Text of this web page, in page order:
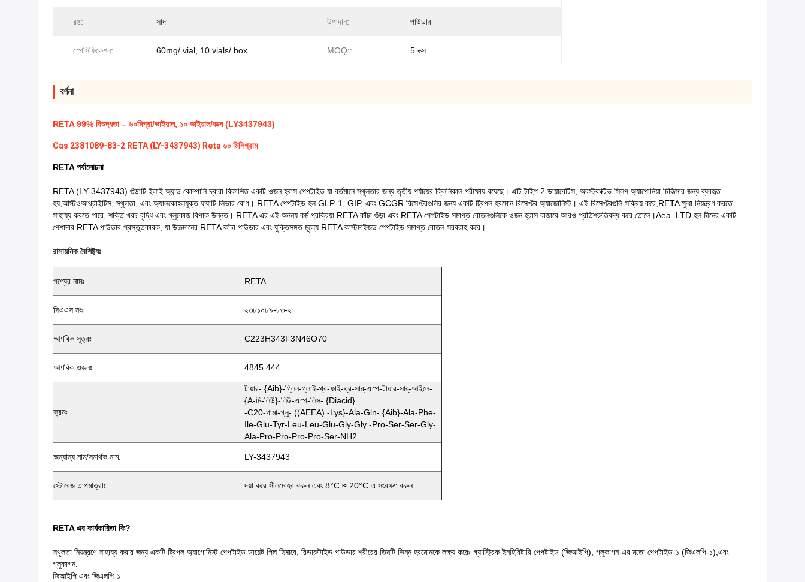
রঙ: সাদা উপাদান: পাউডার
স্পেসিফিকেশন: 60mg/ vial, 10 vials/ box MOQ:: 5 বক্স
বর্ণনা
RETA 99% বিশুদ্ধতা – ৬০মিগ্রা/ভাইয়াল, ১০ ভাইয়াল/বাক্স (LY3437943)
Cas 2381089-83-2 RETA (LY-3437943) Reta ৬০ মিলিগ্রাম
RETA পর্যালোচনা
RETA (LY-3437943) গুঁড়াটি ইলাই অ্যান্ড কোম্পানি দ্বারা বিকাশিত একটি ওজন হ্রাস পেপটাইড যা বর্তমানে স্থূলতার জন্য তৃতীয় পর্যায়ের ক্লিনিকাল পরীক্ষায় রয়েছে। এটি টাইপ 2 ডায়াবেটিস, অবস্ট্রাক্টিভ স্লিপ অ্যাপোনিয়া চিকিত্সার জন্য ব্যবহৃত
হয়,অস্টিওআর্থ্রাইটিস, স্থূলতা, এবং অ্যালকোহলযুক্ত ফ্যাটি লিভার রোগ। RETA পেপটাইড হল GLP-1, GIP, এবং GCGR রিসেপ্টরগুলির জন্য একটি ট্রিপল হরমোন রিসেপ্টর অ্যাজোনিস্ট। এই রিসেপ্টরগুলি সক্রিয় করে,RETA ক্ষুধা নিয়ন্ত্রণ করতে
সাহায্য করতে পারে, শক্তি খরচ বৃদ্ধি এবং গ্লুকোজ বিপাক উন্নত। RETA এর এই অনন্য কর্ম প্রক্রিয়া RETA কাঁচা গুঁড়া এবং RETA পেপটাইড সমাপ্ত বোতলগুলিকে ওজন হ্রাস বাজারে আরও প্রতিশ্রুতিবদ্ধ করে তোলে।Aea. LTD হল চীনের একটি
পেশাদার RETA পাউডার প্রস্তুতকারক, যা উচ্চমানের RETA কাঁচা পাউডার এবং যুক্তিসঙ্গত মূল্যে RETA কাস্টমাইজড পেপটাইড সমাপ্ত বোতল সরবরাহ করে।
রাসায়নিক বৈশিষ্ট্যঃ
পণ্যের নামঃ RETA
সিএএস নংঃ ২৩৮১০৮৯-৮৩-২
আণবিক সূত্রঃ C223H343F3N46O70
আণবিক ওজনঃ 4845.444
ক্রমঃ
টায়ার- {Aib}-গ্লিন-গ্লাই-থ্র-ফাই-থ্র-সার্-এস্প-টায়ার-সার্-আইলে-
{α-মি-লিউ}-লিউ-এস্প-লিস- {diacid}
-C20-গামা-গ্লু- ((AEEA) -Lys}-Ala-Gln- {Aib}-Ala-Phe-
Ile-Glu-Tyr-Leu-Leu-Glu-Gly-Gly -Pro-Ser-Ser-Gly-
Ala-Pro-Pro-Pro-Pro-Ser-NH2
অন্যান্য নাম/সমার্থক নাম: LY-3437943
স্টোরেজ তাপমাত্রাঃ দয়া করে সীলমোহর করুন এবং 8°C ≈ 20°C এ সংরক্ষণ করুন
RETA এর কার্যকারিতা কি?
স্থূলতা নিয়ন্ত্রণে সাহায্য করার জন্য একটি ট্রিপল অ্যাগোনিস্ট পেপটাইড ডায়েট পিল হিসাবে, রিডারুটাইড পাউডার শরীরের তিনটি ভিন্ন হরমোনকে লক্ষ্য করেঃ গ্যাস্ট্রিক ইনহিবিটারি পেপটাইড (জিআইপি), গ্লুকাগন-এর মতো পেপটাইড-১ (জিএলপি-১),এবং
গ্লুকাগন.
জিআইপি এবং জিএলপি-১